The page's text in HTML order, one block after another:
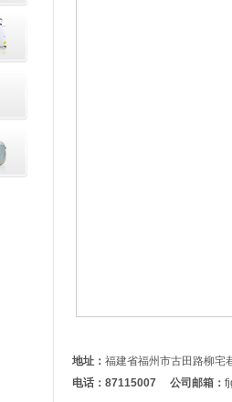
地址： 福建省福州市古田路柳宅
电话：87115007
公司邮箱：